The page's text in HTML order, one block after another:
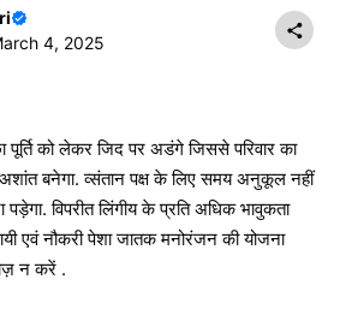
4, 2025
को लेकर जिद पर अडंगे जिससे परिवार का
बनेगा. व्संतान पक्ष के लिए समय अनुकूल नहीं
विपरीत लिंगीय के प्रति अधिक भावुकता
एवं नौकरी पेशा जातक मनोरंजन की योजना
न करें .